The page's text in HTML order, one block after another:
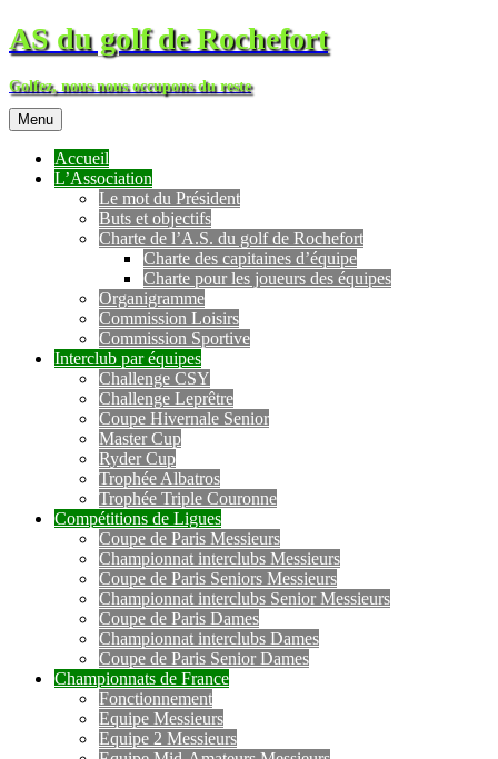
AS du golf de Rochefort
Golfez, nous nous occupons du reste
Menu
Accueil
L’Association
Le mot du Président
Buts et objectifs
Charte de l’A.S. du golf de Rochefort
Charte des capitaines d’équipe
Charte pour les joueurs des équipes
Organigramme
Commission Loisirs
Commission Sportive
Interclub par équipes
Challenge CSY
Challenge Leprêtre
Coupe Hivernale Senior
Master Cup
Ryder Cup
Trophée Albatros
Trophée Triple Couronne
Compétitions de Ligues
Coupe de Paris Messieurs
Championnat interclubs Messieurs
Coupe de Paris Seniors Messieurs
Championnat interclubs Senior Messieurs
Coupe de Paris Dames
Championnat interclubs Dames
Coupe de Paris Senior Dames
Championnats de France
Fonctionnement
Equipe Messieurs
Equipe 2 Messieurs